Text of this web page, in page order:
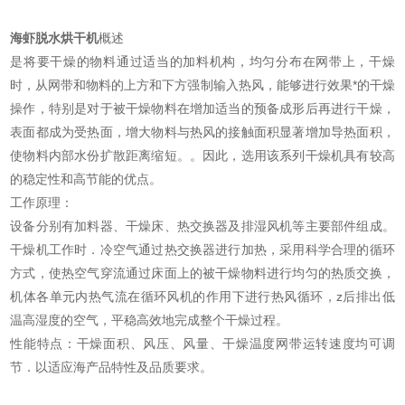
海虾脱水烘干机概述
是将要干燥的物料通过适当的加料机构，均匀分布在网带上，干燥
时，从网带和物料的上方和下方强制输入热风，能够进行效果*的干燥
操作，特别是对于被干燥物料在增加适当的预备成形后再进行干燥，
表面都成为受热面，增大物料与热风的接触面积显著增加导热面积，
使物料内部水份扩散距离缩短。。因此，选用该系列干燥机具有较高
的稳定性和高节能的优点。
工作原理：
设备分别有加料器、干燥床、热交换器及排湿风机等主要部件组成。
干燥机工作时．冷空气通过热交换器进行加热，采用科学合理的循环
方式，使热空气穿流通过床面上的被干燥物料进行均匀的热质交换，
机体各单元内热气流在循环风机的作用下进行热风循环，z后排出低
温高湿度的空气，平稳高效地完成整个干燥过程。
性能特点：干燥面积、风压、风量、干燥温度网带运转速度均可调
节．以适应海产品特性及品质要求。